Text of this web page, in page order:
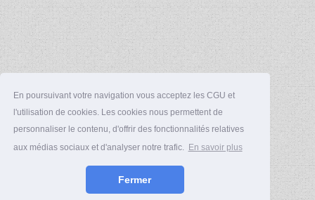
En poursuivant votre navigation vous acceptez les CGU et
l'utilisation de cookies. Les cookies nous permettent de
personnaliser le contenu, d'offrir des fonctionnalités relatives
aux médias sociaux et d'analyser notre trafic. En savoir plus
Fermer